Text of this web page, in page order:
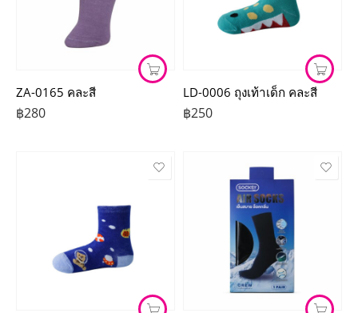
ZA-0165 คละสี
฿280
LD-0006 ถุงเท้าเด็ก คละสี
฿250